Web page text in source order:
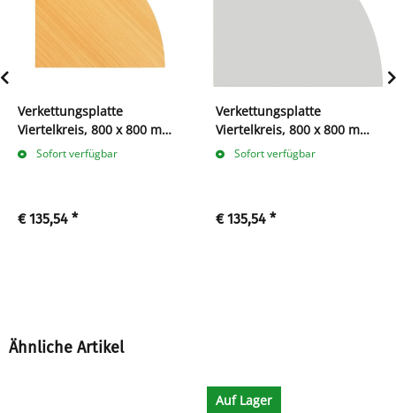
Verkettungsplatte
Viertelkreis, 800 x 800 mm,
bucheSofort verfügbar
€ 135,54 *
Verkettungsplatte
Viertelkreis, 800 x 800 mm,
lichtgrau
Sofort verfügbar
€ 135,54 *
Ähnliche Artikel
Auf Lager